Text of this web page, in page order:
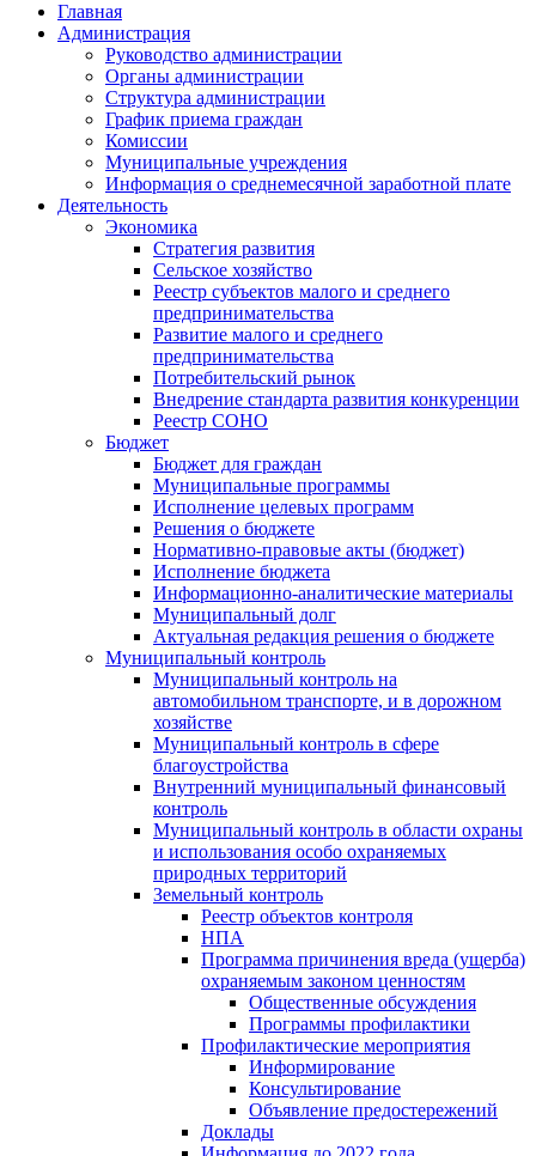
Главная
Администрация
Руководство администрации
Органы администрации
Структура администрации
График приема граждан
Комиссии
Муниципальные учреждения
Информация о среднемесячной заработной плате
Деятельность
Экономика
Стратегия развития
Сельское хозяйство
Реестр субъектов малого и среднего
предпринимательства
Развитие малого и среднего
предпринимательства
Потребительский рынок
Внедрение стандарта развития конкуренции
Реестр СОНО
Бюджет
Бюджет для граждан
Муниципальные программы
Исполнение целевых программ
Решения о бюджете
Нормативно-правовые акты (бюджет)
Исполнение бюджета
Информационно-аналитические материалы
Муниципальный долг
Актуальная редакция решения о бюджете
Муниципальный контроль
Муниципальный контроль на
автомобильном транспорте, и в дорожном
хозяйстве
Муниципальный контроль в сфере
благоустройства
Внутренний муниципальный финансовый
контроль
Муниципальный контроль в области охраны
и использования особо охраняемых
природных территорий
Земельный контроль
Реестр объектов контроля
НПА
Программа причинения вреда (ущерба)
охраняемым законом ценностям
Общественные обсуждения
Программы профилактики
Профилактические мероприятия
Информирование
Консультирование
Объявление предостережений
Доклады